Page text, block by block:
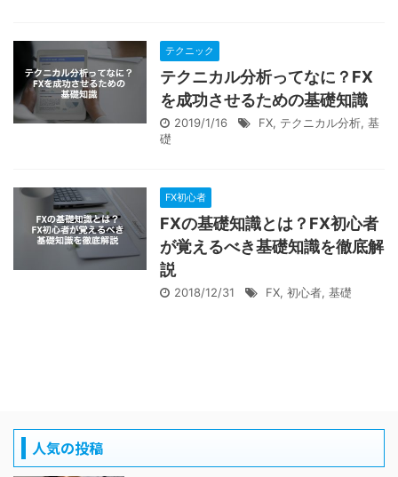
テクニック
テクニカル分析ってなに？FX
を成功させるための基礎知識
2019/1/16 FX, テクニカル分析, 基
礎
FX初心者
FXの基礎知識とは？FX初心者
が覚えるべき基礎知識を徹底解
説
2018/12/31 FX, 初心者, 基礎
人気の投稿